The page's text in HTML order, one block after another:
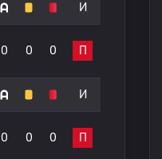
И
0 0 0 П
И
0 0 0 П